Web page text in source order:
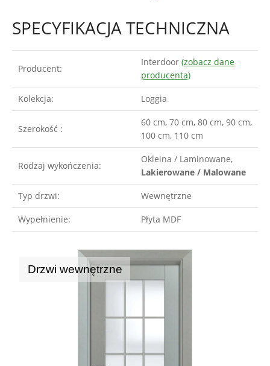
SPECYFIKACJA TECHNICZNA
Producent:
Interdoor (zobacz dane
producenta)
Kolekcja: Loggia
Szerokość :
60 cm, 70 cm, 80 cm, 90 cm,
100 cm, 110 cm
Rodzaj wykończenia:
Okleina / Laminowane,
Lakierowane / Malowane
Typ drzwi: Wewnętrzne
Wypełnienie: Płyta MDF
Drzwi wewnętrzne